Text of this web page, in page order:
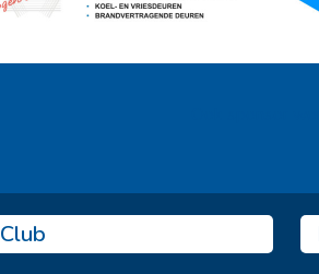
Club